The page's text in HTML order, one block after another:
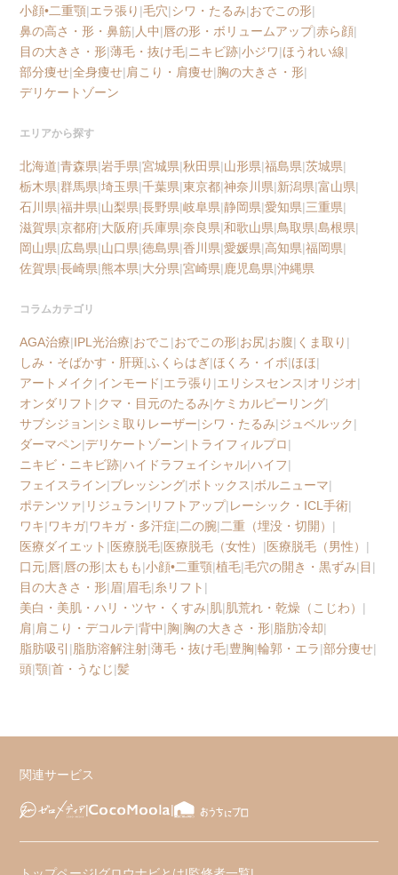
小顔•二重顎|エラ張り |毛穴|シワ・たるみ|おでこの形|
鼻の高さ・形・鼻筋| 人中|唇の形・ボリュームアップ|赤ら顔|
目の大きさ・形|薄毛・抜け毛| ニキビ跡|小ジワ|ほうれい線|
部分痩せ|全身痩せ|肩こり・肩痩せ|胸の大きさ・形|
デリケートゾーン
エリアから探す
北海道|青森県|岩手県|宮城県|秋田県|山形県|福島県|茨城県|
栃木県|群馬県|埼玉県|千葉県|東京都|神奈川県|新潟県|富山県|
石川県|福井県|山梨県|長野県|岐阜県|静岡県|愛知県|三重県|
滋賀県|京都府|大阪府|兵庫県|奈良県|和歌山県|鳥取県|島根県|
岡山県|広島県|山口県|徳島県|香川県|愛媛県|高知県|福岡県|
佐賀県|長崎県|熊本県|大分県|宮崎県|鹿児島県|沖縄県
コラムカテゴリ
AGA治療|IPL光治療|おでこ |おでこの形|お尻|お腹| くま取り |
しみ・そばかす・肝斑|ふくらはぎ|ほくろ・イボ|ほほ|
アートメイク|インモード|エラ張り |エリシスセンス|オリジオ|
オンダリフト |クマ・目元のたるみ|ケミカルピーリング|
サブシジョン|シミ取りレーザー|シワ・たるみ|ジュベルック|
ダーマペン|デリケートゾーン| トライフィルプロ|
ニキビ・ニキビ跡|ハイドラフェイシャル|ハイフ|
フェイスライン|ブレッシング|ボトックス|ボルニューマ|
ポテンツァ| リジュラン| リフトアップ|レーシック・ICL手術|
ワキ|ワキガ|ワキガ・多汗症|二の腕|二重（埋没・切開） |
医療ダイエット |医療脱毛|医療脱毛（女性） |医療脱毛（男性） |
口元|唇|唇の形|太もも|小顔•二重顎|植毛|毛穴の開き・黒ずみ|目 |
目の大きさ・形|眉|眉毛|糸リフト |
美白・美肌・ハリ・ツヤ・くすみ|肌|肌荒れ・乾燥（こじわ） |
肩|肩こり・デコルテ|背中|胸|胸の大きさ・形|脂肪冷却|
脂肪吸引 |脂肪溶解注射|薄毛・抜け毛|豊胸|輪郭・エラ|部分痩せ|
頭|顎|首・うなじ|髪
関連サービス